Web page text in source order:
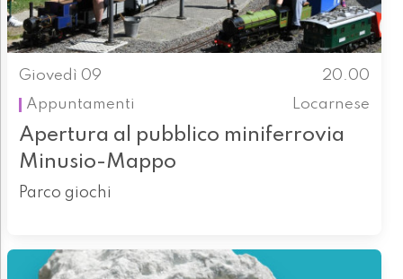
Giovedì 09
20.00
Appuntamenti
Locarnese
Apertura al pubblico miniferrovia
Minusio-Mappo
Parco giochi